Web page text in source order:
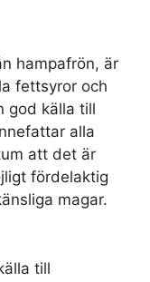
hampafrön, är
fettsyror och
god källa till
alla
att det är
fördelaktig
magar.
till